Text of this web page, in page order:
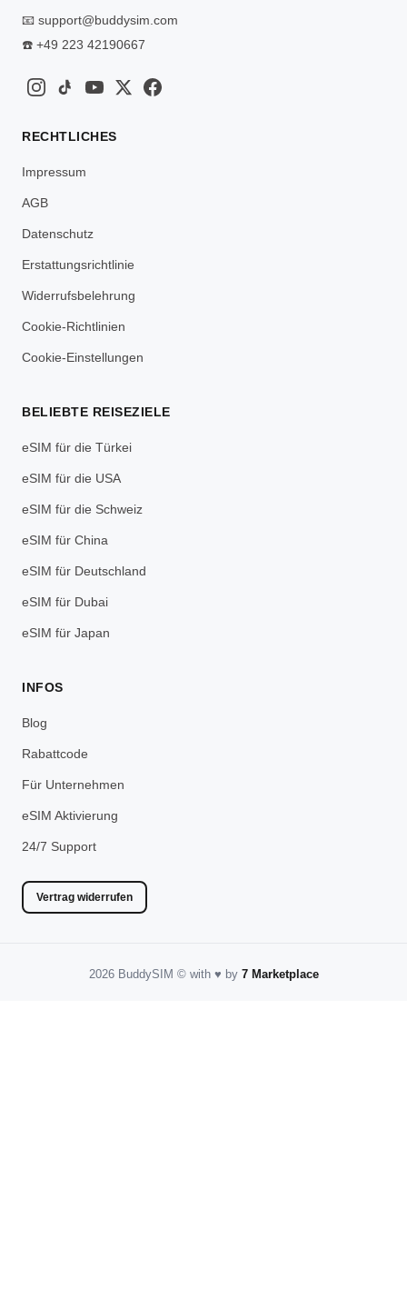
📧 support@buddysim.com
☎️ +49 223 42190667
RECHTLICHES
Impressum
AGB
Datenschutz
Erstattungsrichtlinie
Widerrufsbelehrung
Cookie-Richtlinien
Cookie-Einstellungen
BELIEBTE REISEZIELE
eSIM für die Türkei
eSIM für die USA
eSIM für die Schweiz
eSIM für China
eSIM für Deutschland
eSIM für Dubai
eSIM für Japan
INFOS
Blog
Rabattcode
Für Unternehmen
eSIM Aktivierung
24/7 Support
Vertrag widerrufen
2026 BuddySIM ©️with ♥️ by 7 Marketplace